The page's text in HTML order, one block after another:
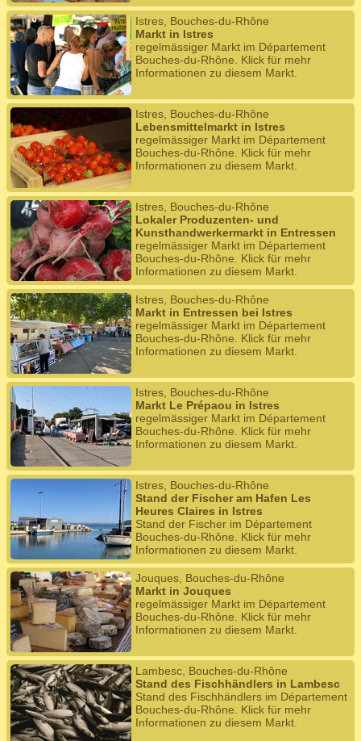
Istres, Bouches-du-Rhône
Markt in Istres
regelmässiger Markt im Département
Bouches-du-Rhône. Klick für mehr
Informationen zu diesem Markt.
Istres, Bouches-du-Rhône
Lebensmittelmarkt in Istres
regelmässiger Markt im Département
Bouches-du-Rhône. Klick für mehr
Informationen zu diesem Markt.
Istres, Bouches-du-Rhône
Lokaler Produzenten- und
Kunsthandwerkermarkt in Entressen
regelmässiger Markt im Département
Bouches-du-Rhône. Klick für mehr
Informationen zu diesem Markt.
Istres, Bouches-du-Rhône
Markt in Entressen bei Istres
regelmässiger Markt im Département
Bouches-du-Rhône. Klick für mehr
Informationen zu diesem Markt.
Istres, Bouches-du-Rhône
Markt Le Prépaou in Istres
regelmässiger Markt im Département
Bouches-du-Rhône. Klick für mehr
Informationen zu diesem Markt.
Istres, Bouches-du-Rhône
Stand der Fischer am Hafen Les
Heures Claires in Istres
Stand der Fischer im Département
Bouches-du-Rhône. Klick für mehr
Informationen zu diesem Markt.
Jouques, Bouches-du-Rhône
Markt in Jouques
regelmässiger Markt im Département
Bouches-du-Rhône. Klick für mehr
Informationen zu diesem Markt.
Lambesc, Bouches-du-Rhône
Stand des Fischhändlers in Lambesc
Stand des Fischhändlers im Département
Bouches-du-Rhône. Klick für mehr
Informationen zu diesem Markt.